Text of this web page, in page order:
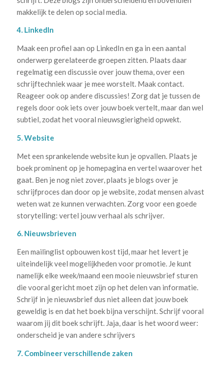
makkelijk te delen op social media.
4. LinkedIn
Maak een profiel aan op LinkedIn en ga in een aantal
onderwerp gerelateerde groepen zitten. Plaats daar
regelmatig een discussie over jouw thema, over een
schrijftechniek waar je mee worstelt. Maak contact.
Reageer ook op andere discussies! Zorg dat je tussen de
regels door ook iets over jouw boek vertelt, maar dan wel
subtiel, zodat het vooral nieuwsgierigheid opwekt.
5. Website
Met een sprankelende website kun je opvallen. Plaats je
boek prominent op je homepagina en vertel waarover het
gaat. Ben je nog niet zover, plaats je blogs over je
schrijfproces dan door op je website, zodat mensen alvast
weten wat ze kunnen verwachten. Zorg voor een goede
storytelling: vertel jouw verhaal als schrijver.
6. Nieuwsbrieven
Een mailinglist opbouwen kost tijd, maar het levert je
uiteindelijk veel mogelijkheden voor promotie. Je kunt
namelijk elke week/maand een mooie nieuwsbrief sturen
die vooral gericht moet zijn op het delen van informatie.
Schrijf in je nieuwsbrief dus niet alleen dat jouw boek
geweldig is en dat het boek bijna verschijnt. Schrijf vooral
waarom jij dit boek schrijft. Jaja, daar is het woord weer:
onderscheid je van andere schrijvers
7. Combineer verschillende zaken